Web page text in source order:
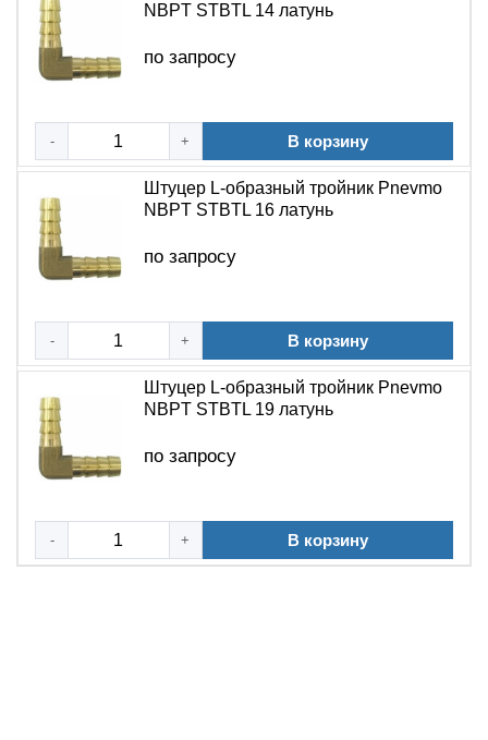
NBPT STBTL 14 латунь
по запросу
- + В корзину
Штуцер L-образный тройник Pnevmo
NBPT STBTL 16 латунь
по запросу
- + В корзину
Штуцер L-образный тройник Pnevmo
NBPT STBTL 19 латунь
по запросу
- + В корзину